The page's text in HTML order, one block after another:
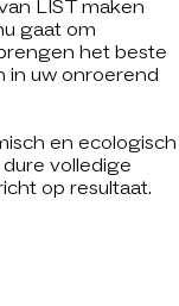
LIST maken
gaat om
het beste
in uw onroerend
en ecologisch
volledige
op resultaat.